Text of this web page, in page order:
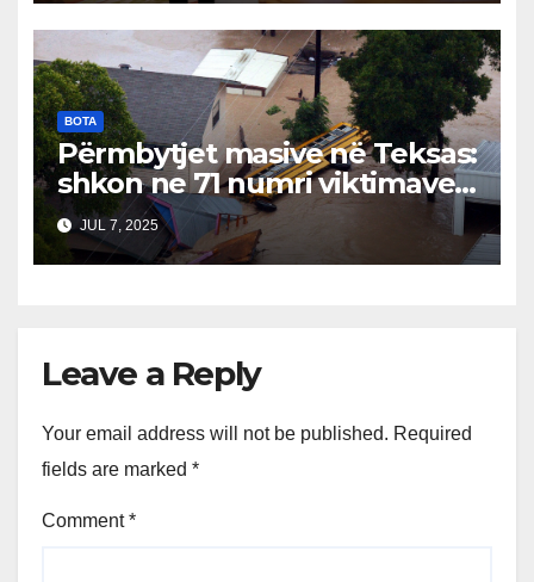
shqetësuara
BOTA
Përmbytjet masive në Teksas:
shkon ne 71 numri viktimave…
JUL 7, 2025
Leave a Reply
Your email address will not be published. Required
fields are marked *
Comment*